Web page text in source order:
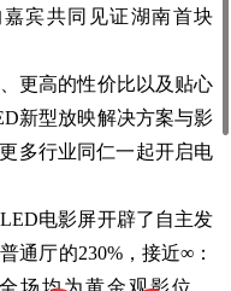
宾共同见证湖南首块
更高的性价比以及贴心
新型放映解决方案与影
多行业同仁一起开启电
电影屏开辟了自主发
通厅的230%，接近∞：